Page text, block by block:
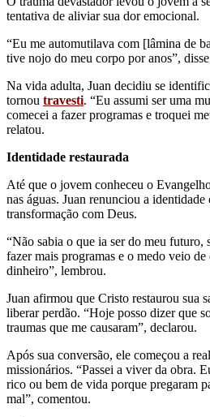
tentativa de aliviar sua dor emocional.
“Eu me automutilava com [lâmina de
tive nojo do meu corpo por anos”,
Na vida adulta, Juan decidiu se
tornou travesti. “Eu assumi ser uma
comecei a fazer programas e troquei
relatou.
Identidade restaurada
Até que o jovem conheceu o
nas águas. Juan renunciou a
transformação com Deus.
“Não sabia o que ia ser do meu futuro,
fazer mais programas e o medo veio
dinheiro”, lembrou.
Juan afirmou que Cristo restaurou sua
liberar perdão. “Hoje posso dizer que
traumas que me causaram”, declarou.
Após sua conversão, ele começou a
missionários. “Passei a viver da obra.
rico ou bem de vida porque pregaram
mal”, comentou.